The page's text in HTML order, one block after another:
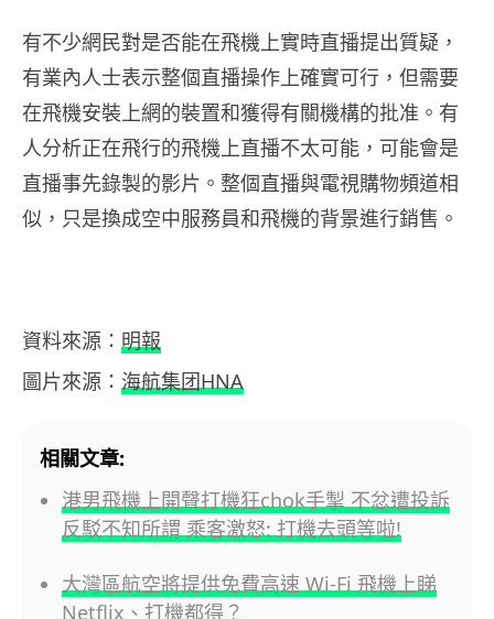
有不少網民對是否能在飛機上實時直播提出質疑，
有業內人士表示整個直播操作上確實可行，但需要
在飛機安裝上網的裝置和獲得有關機構的批准。有
人分析正在飛行的飛機上直播不太可能，可能會是
直播事先錄製的影片。整個直播與電視購物頻道相
似，只是換成空中服務員和飛機的背景進行銷售。
資料來源： 明報
圖片來源： 海航集团HNA
相關文章:
港男飛機上開聲打機狂chok手掣 不忿遭投訴
反駁不知所謂 乘客激怒: 打機去頭等啦!
大灣區航空將提供免費高速 Wi-Fi 飛機上睇
Netflix、打機都得？